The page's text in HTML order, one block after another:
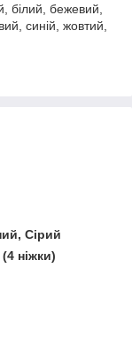
білий, бежевий,
синій, жовтий,
Сірий
ніжки)